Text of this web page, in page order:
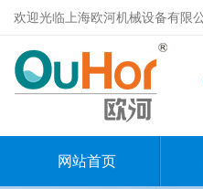
欢迎光临上海欧河机械设备有限
网站首页